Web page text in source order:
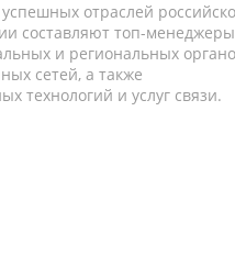
отраслей
составляют топ-
и региональных
сетей, а также
технологий и услуг связи.